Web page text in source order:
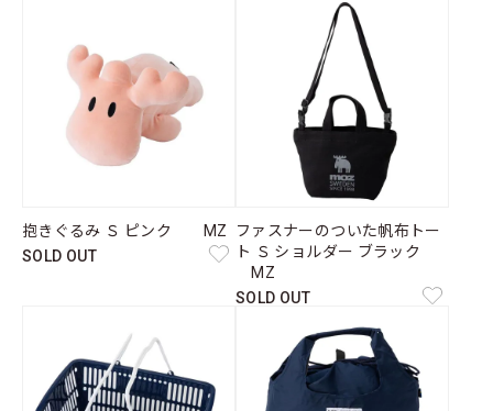
抱きぐるみ Ｓ ピンク MZ
SOLD OUT
ファスナーのついた帆布トー
ト Ｓ ショルダー ブラック
MZ
SOLD OUT